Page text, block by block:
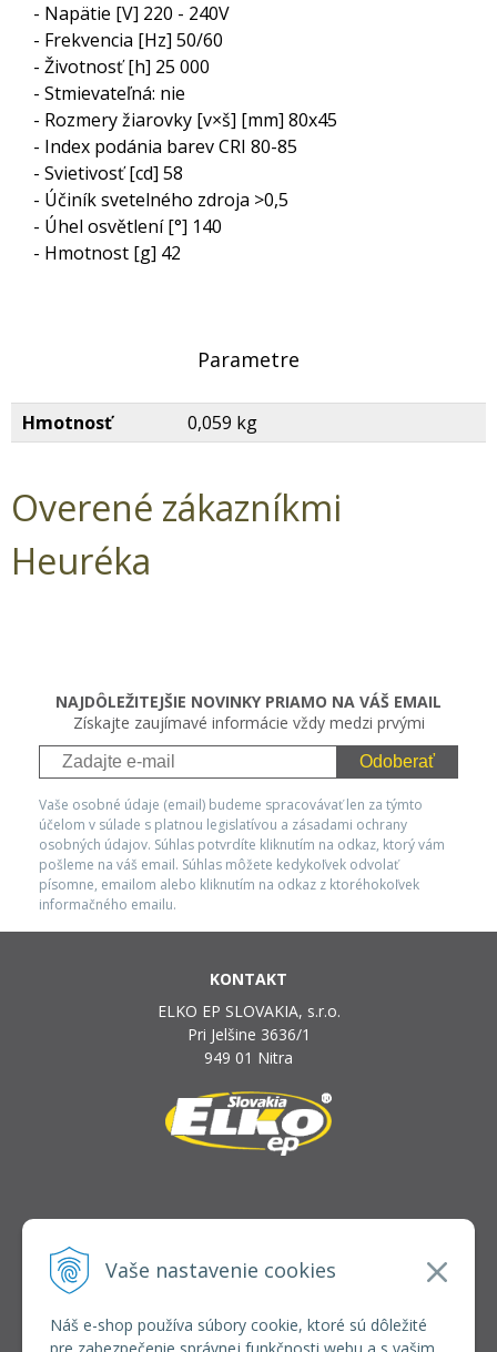
Vaše nastavenie cookies
Náš e-shop používa súbory cookie, ktoré sú dôležité
- Napätie [V] 220 - 240V
- Frekvencia [Hz] 50/60
- Životnosť [h] 25 000
- Stmievateľná: nie
- Rozmery žiarovky [v×š] [mm] 80x45
- Index podánia barev CRI 80-85
- Svietivosť [cd] 58
- Účiník svetelného zdroja >0,5
- Úhel osvětlení [°] 140
- Hmotnost [g] 42
Parametre
Hmotnosť 0,059 kg
Overené zákazníkmi
Heuréka
NAJDÔLEŽITEJŠIE NOVINKY PRIAMO NA VÁŠ EMAIL
Získajte zaujímavé informácie vždy medzi prvými
Odoberať
Vaše osobné údaje (email) budeme spracovávať len za týmto
účelom v súlade s platnou legislatívou a zásadami ochrany
osobných údajov. Súhlas potvrdíte kliknutím na odkaz, ktorý vám
pošleme na váš email. Súhlas môžete kedykoľvek odvolať
písomne, emailom alebo kliknutím na odkaz z ktoréhokoľvek
informačného emailu.
KONTAKT
ELKO EP SLOVAKIA, s.r.o.
Pri Jelšine 3636/1
949 01 Nitra
INFOLINKA
+421 37 6586 731